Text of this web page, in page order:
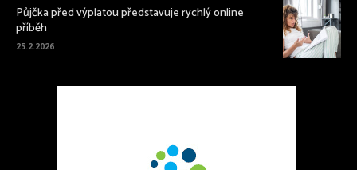
Půjčka před výplatou představuje rychlý online
příběh
25.2.2026